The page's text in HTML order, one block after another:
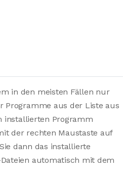
in den meisten Fällen nur
Programme aus der Liste aus
installierten Programm
der rechten Maustaste auf
dann das installierte
automatisch mit dem